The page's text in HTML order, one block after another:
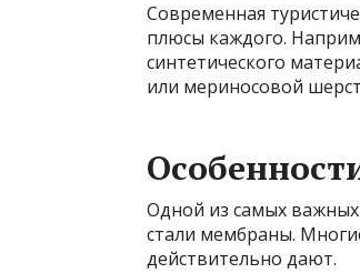
Современная
плюсы каждого.
синтетического
или мериносовой
Одной из самых
стали мембраны.
действительно дают.